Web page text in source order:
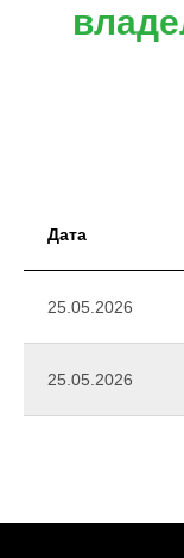
Дата
25.05.2026
25.05.2026